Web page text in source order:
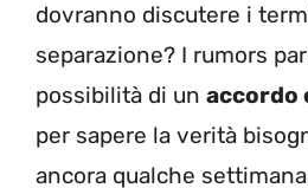
dovranno discutere i
separazione? I rumors
possibilità di un accordo
per sapere la verità
ancora qualche